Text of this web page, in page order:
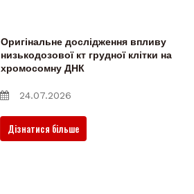
Оригінальне дослідження впливу
низькодозової кт грудної клітки на
хромосомну ДНК
24.07.2026
Дізнатися більше